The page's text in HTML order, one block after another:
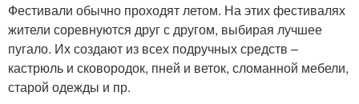
Фестивали обычно проходят летом. На этих фестивалях
жители соревнуются друг с другом, выбирая лучшее
пугало. Их создают из всех подручных средств –
кастрюль и сковородок, пней и веток, сломанной мебели,
старой одежды и пр.